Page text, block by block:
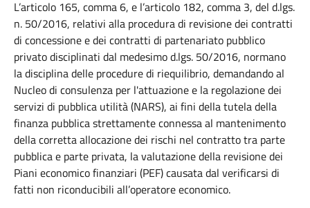
L’articolo 165, comma 6, e l’articolo 182, comma 3, del d.lgs.
n. 50/2016, relativi alla procedura di revisione dei contratti
di concessione e dei contratti di partenariato pubblico
privato disciplinati dal medesimo d.lgs. 50/2016, normano
la disciplina delle procedure di riequilibrio, demandando al
Nucleo di consulenza per l'attuazione e la regolazione dei
servizi di pubblica utilità (NARS), ai fini della tutela della
finanza pubblica strettamente connessa al mantenimento
della corretta allocazione dei rischi nel contratto tra parte
pubblica e parte privata, la valutazione della revisione dei
Piani economico finanziari (PEF) causata dal verificarsi di
fatti non riconducibili all’operatore economico.